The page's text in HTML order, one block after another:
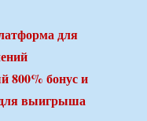
для
800% бонус и
выигрыша